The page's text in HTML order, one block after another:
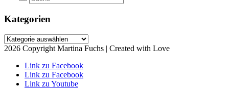
Kategorien
Kategorien
2026 Copyright Martina Fuchs | Created with Love
Link zu Facebook
Link zu Facebook
Link zu Youtube